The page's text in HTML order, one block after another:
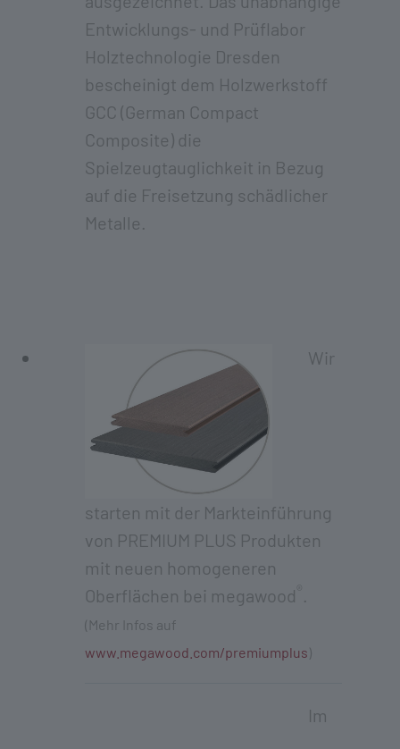
Entwicklungs- und Prüflabor
Holztechnologie Dresden
bescheinigt dem Holzwerkstoff
GCC (German Compact
Composite) die
Spielzeugtauglichkeit in Bezug
auf die Freisetzung schädlicher
Metalle.
Wir
starten mit der Markteinführung
von PREMIUM PLUS Produkten
mit neuen homogeneren
Oberflächen bei megawood
(Mehr Infos auf
www.megawood.com/premiumplus)
Im